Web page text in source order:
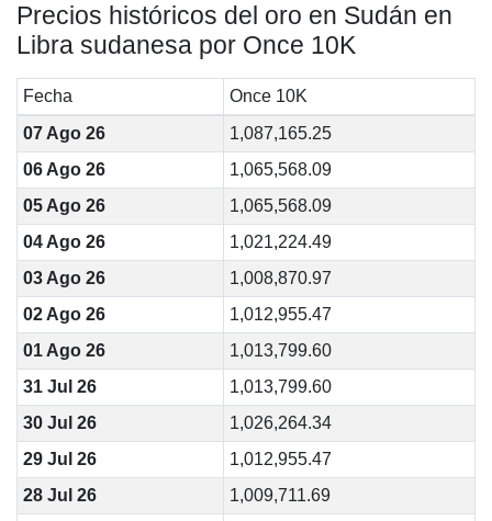
Precios históricos del oro en Sudán en
Libra sudanesa por Once 10K
Fecha
Once 10K
07 Ago 26
1,087,165.25
06 Ago 26
1,065,568.09
05 Ago 26
1,065,568.09
04 Ago 26
1,021,224.49
03 Ago 26
1,008,870.97
02 Ago 26
1,012,955.47
01 Ago 26
1,013,799.60
31 Jul 26
1,013,799.60
30 Jul 26
1,026,264.34
29 Jul 26
1,012,955.47
28 Jul 26
1,009,711.69